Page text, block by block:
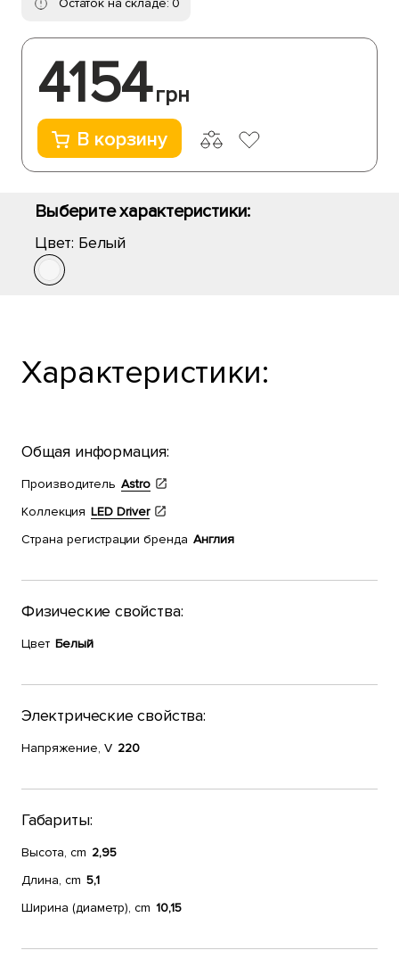
Остаток на складе: 0
4154грн
В корзину
Выберите характеристики:
Цвет: Белый
Характеристики:
Общая информация:
Производитель Astro
Коллекция LED Driver
Страна регистрации бренда Англия
Физические свойства:
Цвет Белый
Электрические свойства:
Напряжение, V 220
Габариты:
Высота, cm 2,95
Длина, cm 5,1
Ширина (диаметр), cm 10,15